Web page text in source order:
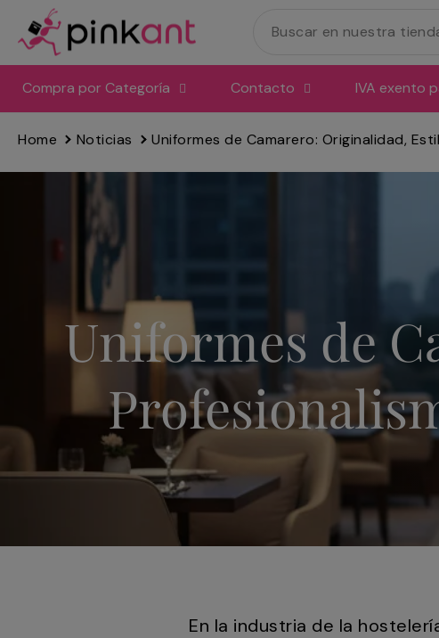
directamente
al
contenido
Compra por Categoría Contacto IVA exento
Home Noticias Uniformes de Camarero: Originalidad,
Uniformes de
En la industria de la